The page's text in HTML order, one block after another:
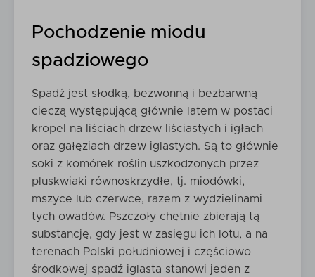
Pochodzenie miodu
spadziowego
Spadź jest słodką, bezwonną i bezbarwną
cieczą występującą głównie latem w postaci
kropel na liściach drzew liściastych i igłach
oraz gałęziach drzew iglastych. Są to głównie
soki z komórek roślin uszkodzonych przez
pluskwiaki równoskrzydłe, tj. miodówki,
mszyce lub czerwce, razem z wydzielinami
tych owadów. Pszczoły chętnie zbierają tą
substancję, gdy jest w zasięgu ich lotu, a na
terenach Polski południowej i częściowo
środkowej spadź iglasta stanowi jeden z